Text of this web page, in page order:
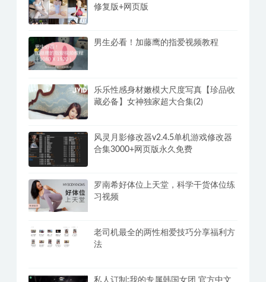
修复版+网页版
男生必看！加藤鹰的指爱视频教程
乐乐性感身材嫩模大尺度写真【珍品收
藏必备】女神独家超大合集(2)
风灵月影修改器v2.4.5单机游戏修改器
合集3000+网页版永久免费
罗南希好体位上天堂，科学干货体位练
习视频
老司机最全的两性相爱技巧分享福利方
法
私人订制:我的专属韩国女团 官方中文